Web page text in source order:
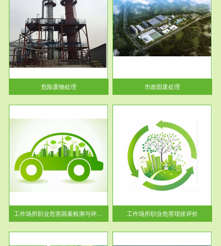
危险废物处理
服务范围
市政固废处理
蔚蓝生态环境科技所从事的市政
废物处理业务包括市政废物的处
理处...
市政固废处理
工作场所职业危害因素检测与评价...
服务范围
工作场所职业危害现状评价
【现状评价意义】：具体因素---
-通过质谱分析等多种手段明确
工作场...
工作场所职业危害现状评价